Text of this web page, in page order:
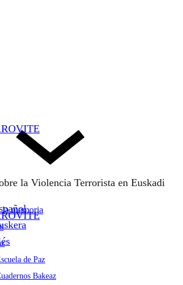
la Violencia Terrorista en Euskadi
la memoria
de Paz
Bakeaz